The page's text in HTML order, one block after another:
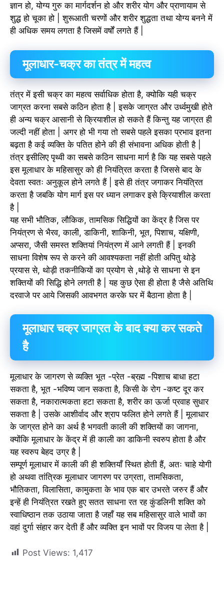
ज्ञान हो, योग्य गुरु का मार्गदर्शन हो और शरीर योग और प्राणायाम से
शुद्ध हो चूका हो | शुरूआती चरणों और शरीर शुद्धता तथा योग्य बनने में
ही अधिक समय लगता है जिसमें वर्षों लगते हैं |
मूलाधार-चक्र का तंत्र में महत्व
तंत्र में इसी चक्र का महत्व सर्वाधिक होता है, क्योकि यही चक्र
जाग्रत करना सबसे कठिन होता है | इसके जाग्रत और उर्ध्वमुखी होते
ही अन्य चक्र आसानी से क्रियाशील हो सकते हैं किन्तु यह जाग्रत ही
जल्दी नहीं होता | अगर हो भी गया तो सबसे पहले इसका प्रभाव इतना
बढ़ता है कई व्यक्ति के पतित होने की ही संभावना अधिक होती है |
तंत्र इसीलिए पृथ्वी का सबसे कठिन साधना मार्ग है कि यह सबसे पहले
इस मूलाधार के महिसासुर को ही नियंत्रित करता है जिससे बाद के
देवता स्वतः अनुकूल होने लगते हैं | इसे ही तंत्र जगाकर नियंत्रित
करता है जबकि योग मार्ग इस पर ध्यान लगाकर इसे क्रियाशील करता
है |
यह सभी भौतिक, लौकिक, तामसिक सिद्धियों का केंद्र है जिस पर
नियंत्रण से भैरव, काली, डाकिनी, शाकिनी, भूत, पिशाच, यक्षिणी,
अप्सरा, जैसी समस्त शक्तियां नियंत्रण में आने लगती हैं | इनकी
साधना विशेष रूप से करने की आवश्यकता नहीं होती अपितु थोड़े
प्रयास से, थोड़ी तकनीकियों का प्रयोग से ,थोड़े से साधना से इन
शक्तियों की सिद्धि होने लगती है | यह कुछ ऐसा ही होता है जैसे अतिथि
दरवाजे पर आये जिसकी आवभगत करके घर में बैठाना होता है |
मूलाधार चक्र जाग्रत के बाद क्या कर सकते
है
मूलाधार के जागरण से व्यक्ति भूत -प्रेत -ब्रह्म -पिशाच बाधा हटा
सकता है, भूत -भविष्य जान सकता है, किसी के रोग -कष्ट दूर कर
सकता है, नकारात्मकता हटा सकता है, शरीर का ऊर्जा प्रवाह सुधार
सकता है | उसके आशीर्वाद और श्राप फलित होने लगते हैं | मूलाधार
के जाग्रत होने का अर्थ है भगवती काली की शक्तियों का जागना,
क्योंकि मूलाधार के केंद्र में ही काली का डाकिनी स्वरुप होता है और
यह स्वरुप बेहद उग्र है |
सम्पूर्ण मूलाधार में काली की ही शक्तियाँ स्थित होती हैं, अतः चाहे योगी
हो अथवा तांत्रिक मूलाधार जागरण पर उग्रता, तामसिकता,
भौतिकता, विलासिता, कामुकता के भाव एक बार उभरते जरुर हैं और
इन्हें ही नियंत्रित रखते हुए सतत साधना रत रह कुंडलिनी शक्ति को
स्वाधिष्ठान तक उठाया जाता है जहाँ यह सब महिसासुर वाले भावों का
वहां दुर्गा संहार कर देती हैं और व्यक्ति इन भावों पर विजय पा लेता है |
Post Views: 1,417